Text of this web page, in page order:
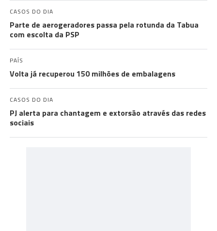
CASOS DO DIA
Parte de aerogeradores passa pela rotunda da Tabua
com escolta da PSP
PAÍS
Volta já recuperou 150 milhões de embalagens
CASOS DO DIA
PJ alerta para chantagem e extorsão através das redes
sociais